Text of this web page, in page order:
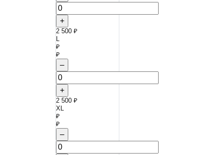
+
2 500 ₽
L
₽
₽
–
+
2 500 ₽
XL
₽
₽
–